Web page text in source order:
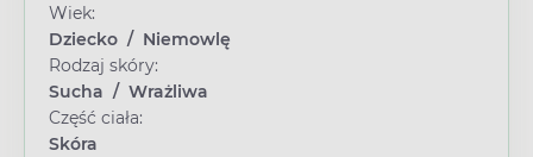
Wiek:
Dziecko / Niemowlę
Rodzaj skóry:
Sucha / Wrażliwa
Część ciała:
Skóra